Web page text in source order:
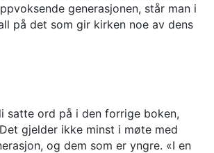
generasjonen, står man i
på det som gir kirken noe av dens
satte ord på i den forrige boken,
gjelder ikke minst i møte med
og dem som er yngre. «I en